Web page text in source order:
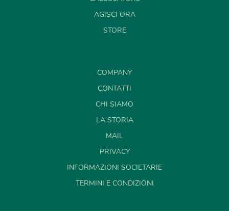
AGISCI ORA
STORE
COMPANY
CONTATTI
CHI SIAMO
LA STORIA
MAIL
PRIVACY
INFORMAZIONI SOCIETARIE
TERMINI E CONDIZIONI